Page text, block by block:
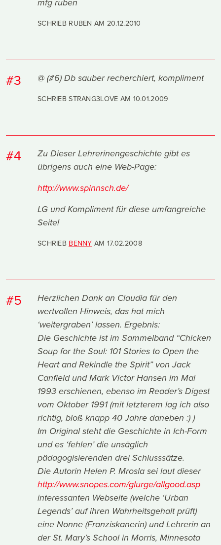
mfg ruben
SCHRIEB RUBEN AM 20.12.2010
#3 @ (#6) Db sauber recherchiert, kompliment
SCHRIEB STRANG3LOVE AM 10.01.2009
#4
Zu Dieser Lehrerinengeschichte gibt es
übrigens auch eine Web-Page:
http://www.spinnsch.de/
LG und Kompliment für diese umfangreiche
Seite!
SCHRIEB BENNY AM 17.02.2008
#5
Herzlichen Dank an Claudia für den
wertvollen Hinweis, das hat mich
‘weitergraben’ lassen. Ergebnis:
Die Geschichte ist im Sammelband “Chicken
Soup for the Soul: 101 Stories to Open the
Heart and Rekindle the Spirit” von Jack
Canfield und Mark Victor Hansen im Mai
1993 erschienen, ebenso im Reader’s Digest
vom Oktober 1991 (mit letzterem lag ich also
richtig, bloß knapp 40 Jahre daneben :) )
Im Original steht die Geschichte in Ich-Form
und es ‘fehlen’ die unsäglich
pädagogisierenden drei Schlusssätze.
Die Autorin Helen P. Mrosla sei laut dieser
http://www.snopes.com/glurge/allgood.asp
interessanten Webseite (welche ‘Urban
Legends’ auf ihren Wahrheitsgehalt prüft)
eine Nonne (Franziskanerin) und Lehrerin an
der St. Mary’s School in Morris, Minnesota